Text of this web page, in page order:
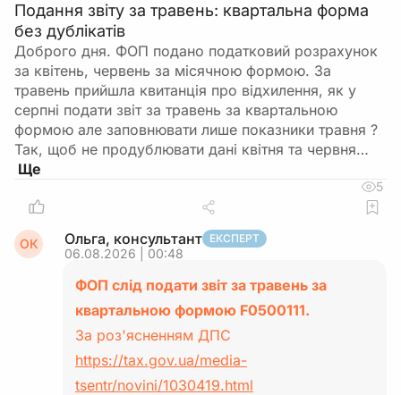
Подання звіту за травень: квартальна форма
без дублікатів
Доброго дня. ФОП подано податковий розрахунок
за квітень, червень за місячною формою. За
травень прийшла квитанція про відхилення, як у
серпні подати звіт за травень за квартальною
формою але заповнювати лише показники травня ?
Так, щоб не продублювати дані квітня та червня…
5
ОК Ольга, консультант ЕКСПЕРТ
06.08.2026 | 00:48
ФОП слід подати звіт за травень за
квартальною формою F0500111.
За роз'ясненням ДПС
https://tax.gov.ua/media-
tsentr/novini/1030419.html